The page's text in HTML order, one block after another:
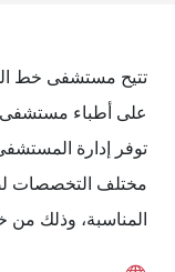
تتيح مستشفى خط
على أطباء
توفر إدارة
مختلف التخصصات
المناسبة، وذلك من